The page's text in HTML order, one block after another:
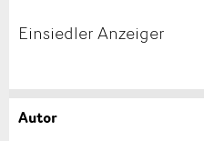
Einsiedler Anzeiger
Autor